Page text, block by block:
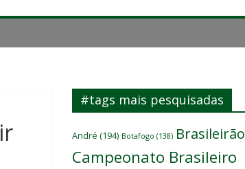
#tags mais pesquisadas
André (194) Botafogo (138) Brasileirão
Campeonato Brasileiro